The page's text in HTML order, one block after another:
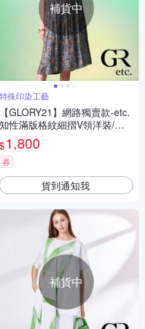
補貨中
特殊印染工藝
【GLORY21】網路獨賣款-etc.
知性滿版格紋細摺V領洋裝/連
身裙-淺灰
$1,800
券
貨到通知我
補貨中